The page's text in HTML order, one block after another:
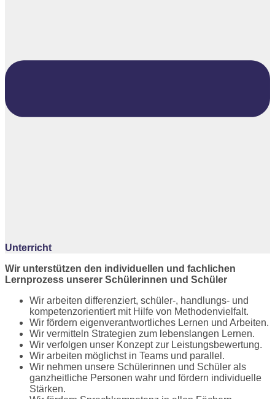
Unterricht
Wir unterstützen den individuellen und fachlichen
Lernprozess unserer Schülerinnen und Schüler
Wir arbeiten differenziert, schüler-, handlungs- und
kompetenzorientiert mit Hilfe von Methodenvielfalt.
Wir fördern eigenverantwortliches Lernen und Arbeiten.
Wir vermitteln Strategien zum lebenslangen Lernen.
Wir verfolgen unser Konzept zur Leistungsbewertung.
Wir arbeiten möglichst in Teams und parallel.
Wir nehmen unsere Schülerinnen und Schüler als
ganzheitliche Personen wahr und fördern individuelle
Stärken.